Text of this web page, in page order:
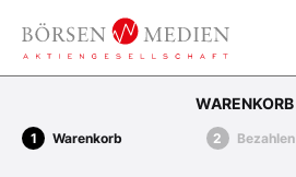
WARENKORB
Warenkorb Bezahlen